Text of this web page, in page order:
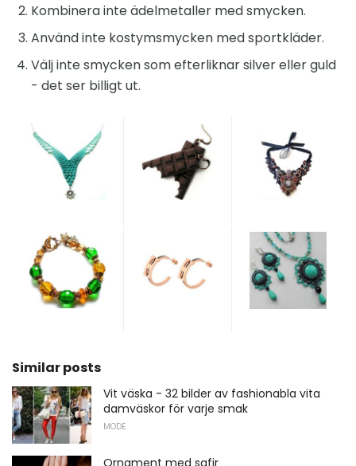
Kombinera inte ädelmetaller med smycken.
Använd inte kostymsmycken med sportkläder.
Välj inte smycken som efterliknar silver eller guld
- det ser billigt ut.
Similar posts
Vit väska - 32 bilder av fashionabla vita
damväskor för varje smak
MODE
Ornament med safir